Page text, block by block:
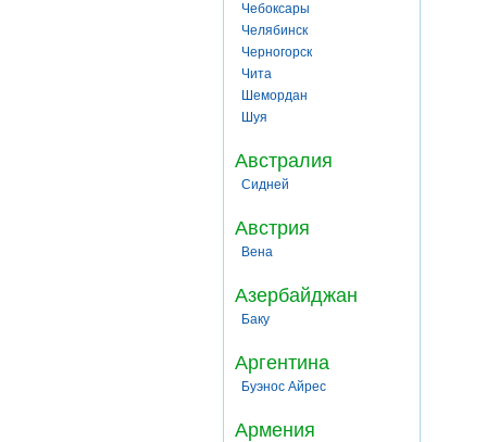
Чебоксары
Челябинск
Черногорск
Чита
Шемордан
Шуя
Австралия
Сидней
Австрия
Вена
Азербайджан
Баку
Аргентина
Буэнос Айрес
Армения